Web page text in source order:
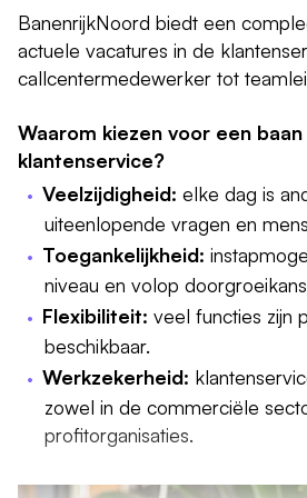
BanenrijkNoord biedt een
actuele vacatures in de
callcentermedewerker tot
Waarom kiezen voor een baan
klantenservice?
Veelzijdigheid:elke dag is
uiteenlopende vragen en
Toegankelijkheid:
niveau en volop
Flexibiliteit:veel functies zijn
beschikbaar.
Werkzekerheid:
zowel in de commerciële
profitorganisaties.